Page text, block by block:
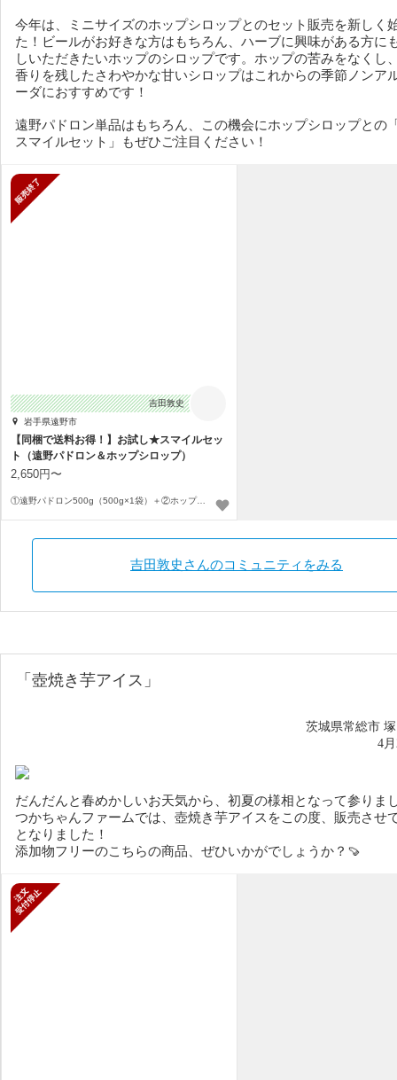
今年は、ミニサイズのホップシロップとのセット販売を新しく
た！ビールがお好きな方はもちろん、ハーブに興味がある方に
しいただきたいホップのシロップです。ホップの苦みをなくし
香りを残したさわやかな甘いシロップはこれからの季節ノンア
ーダにおすすめです！
遠野パドロン単品はもちろん、この機会にホップシロップとの
スマイルセット」もぜひご注目ください！
吉田敦史
岩手県遠野市
【同梱で送料お得！】お試し★スマイルセッ
ト（遠野パドロン＆ホップシロップ）
2,650円〜
①遠野パドロン500g（500g×1袋）＋②ホップシロップ185g×1本〜
吉田敦史さんのコミュニティをみる
「壺焼き芋アイス」
茨城県常総市
4
だんだんと春めかしいお天気から、初夏の様相となって参りま
つかちゃんファームでは、壺焼き芋アイスをこの度、販売させ
となりました！
添加物フリーのこちらの商品、ぜひいかがでしょうか？🍠